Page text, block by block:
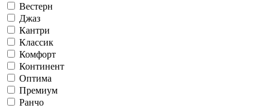
Вестерн
Джаз
Кантри
Классик
Комфорт
Континент
Оптима
Премиум
Ранчо